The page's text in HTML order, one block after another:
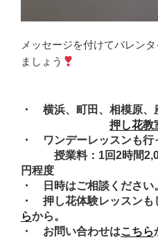
メッセージを付けてバレン
ましょう
・ 横浜、町田、相模原、
押し花教
・ ワンデーレッスンも行
授業料：1回2時間
円程度
・ 日時はご相談ください
・ 押し花体験レッスンも
らから。
・ お問い合わせはこちら